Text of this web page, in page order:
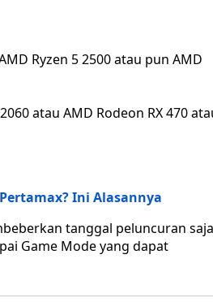
Ryzen 5 2500 atau pun AMD
atau AMD Rodeon RX 470
Ini Alasannya
tanggal peluncuran
Game Mode yang dapat